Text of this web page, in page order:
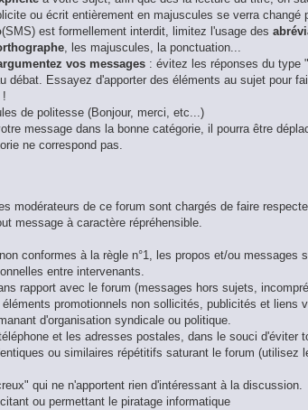
ou écrit entièrement en majuscules se verra changé
(SMS) est formellement interdit, limitez l'usage des
, les majuscules, la ponctuation...
vos messages : évitez les réponses du type
débat. Essayez d'apporter des éléments au sujet pour
!
de politesse (Bonjour, merci, etc...)
message dans la bonne catégorie, il pourra être
ne correspond pas.
modérateurs de ce forum sont chargés de faire
message à caractère répréhensible.
conformes à la règle n°1, les propos et/ou messages
entre intervenants.
rapport avec le forum (messages hors sujets,
promotionnels non sollicités, publicités et liens
d'organisation syndicale ou politique.
et les adresses postales, dans le souci d'éviter
ou similaires répétitifs saturant le forum (utilisez
qui ne n'apportent rien d'intéressant à la discussion.
ou permettant le piratage informatique